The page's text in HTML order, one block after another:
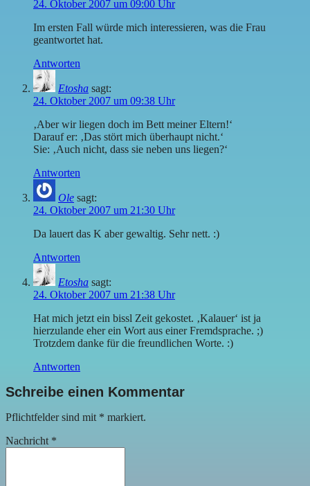
24. Oktober 2007 um 09:00 Uhr
Im ersten Fall würde mich interessieren, was die Frau
geantwortet hat.
Antworten
Etosha sagt:
24. Oktober 2007 um 09:38 Uhr
‚Aber wir liegen doch im Bett meiner Eltern!‘
Darauf er: ‚Das stört mich überhaupt nicht.‘
Sie: ‚Auch nicht, dass sie neben uns liegen?‘
Antworten
Ole sagt:
24. Oktober 2007 um 21:30 Uhr
Da lauert das K aber gewaltig. Sehr nett. :)
Antworten
Etosha sagt:
24. Oktober 2007 um 21:38 Uhr
Hat mich jetzt ein bissl Zeit gekostet. ‚Kalauer‘ ist ja
hierzulande eher ein Wort aus einer Fremdsprache. ;)
Trotzdem danke für die freundlichen Worte. :)
Antworten
Schreibe einen Kommentar
Pflichtfelder sind mit * markiert.
Nachricht *